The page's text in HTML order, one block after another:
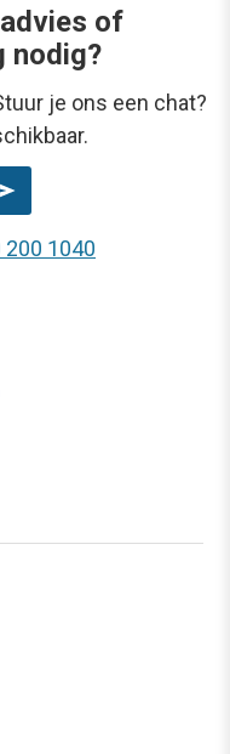
of
nodig?
je ons een chat?
200 1040